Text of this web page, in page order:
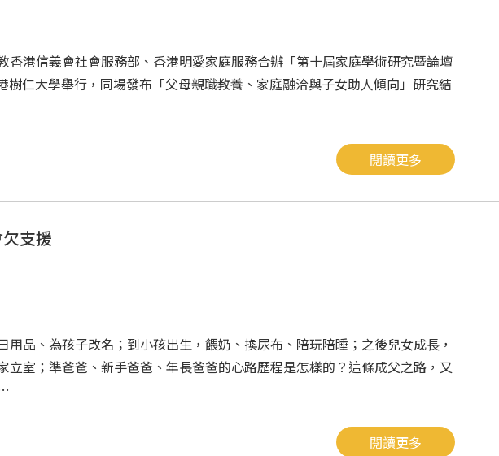
香港信義會社會服務部、香港明愛家庭服務合辦「第十屆家庭學術研究暨論壇
樹仁大學舉行，同場發布「父母親職教養、家庭融洽與子女助人傾向」研究結
閱讀更多
支援
用品、為孩子改名；到小孩出生，餵奶、換尿布、陪玩陪睡；之後兒女成長，
立室；準爸爸、新手爸爸、年長爸爸的心路歷程是怎樣的？這條成父之路，又
閱讀更多